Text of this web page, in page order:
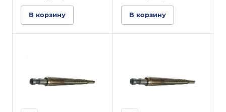
В корзину В корзину